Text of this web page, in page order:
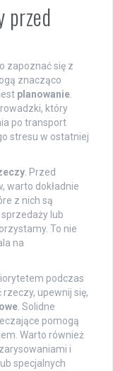
przed
zapoznać się z
znacząco
planowanie
który
po transport
stresu w ostatniej
. Przed
warto dokładnie
z nich są
lub
To nie
na
podczas
upewnij się,
. Solidne
pomogą
Warto również
i
specjalnych